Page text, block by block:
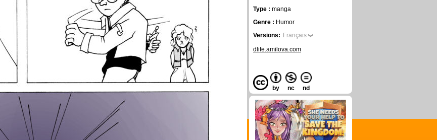
Type : manga
Genre : Humor
Versions: Français
dlife.amilova.com
by nc nd